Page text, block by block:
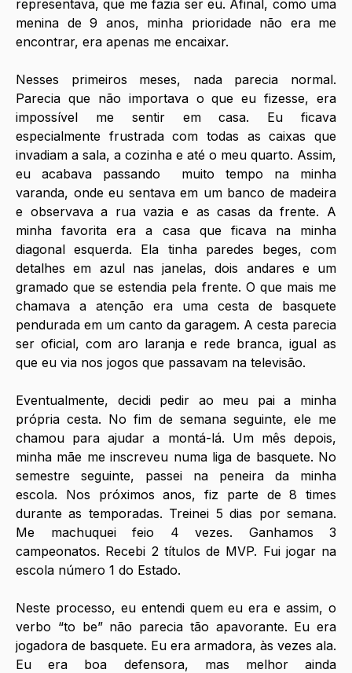
representava, que me fazia ser eu. Afinal, como uma
menina de 9 anos, minha prioridade não era me
encontrar, era apenas me encaixar.
Nesses primeiros meses, nada parecia normal.
Parecia que não importava o que eu fizesse, era
impossível me sentir em casa. Eu ficava
especialmente frustrada com todas as caixas que
invadiam a sala, a cozinha e até o meu quarto. Assim,
eu acabava passando  muito tempo na minha
varanda, onde eu sentava em um banco de madeira
e observava a rua vazia e as casas da frente. A
minha favorita era a casa que ficava na minha
diagonal esquerda. Ela tinha paredes beges, com
detalhes em azul nas janelas, dois andares e um
gramado que se estendia pela frente. O que mais me
chamava a atenção era uma cesta de basquete
pendurada em um canto da garagem. A cesta parecia
ser oficial, com aro laranja e rede branca, igual as
que eu via nos jogos que passavam na televisão.
Eventualmente, decidi pedir ao meu pai a minha
própria cesta. No fim de semana seguinte, ele me
chamou para ajudar a montá-lá. Um mês depois,
minha mãe me inscreveu numa liga de basquete. No
semestre seguinte, passei na peneira da minha
escola. Nos próximos anos, fiz parte de 8 times
durante as temporadas. Treinei 5 dias por semana.
Me machuquei feio 4 vezes. Ganhamos 3
campeonatos. Recebi 2 títulos de MVP. Fui jogar na
escola número 1 do Estado.
Neste processo, eu entendi quem eu era e assim, o
verbo “to be” não parecia tão apavorante. Eu era
jogadora de basquete. Eu era armadora, às vezes ala.
Eu era boa defensora, mas melhor ainda